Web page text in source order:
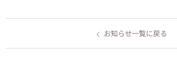
お知らせ一覧に戻る